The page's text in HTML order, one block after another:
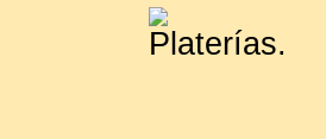
Platerías.